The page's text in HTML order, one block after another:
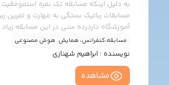
به دلیل اینکه مسابقه تک نفره استموفقیت
مسابقات رباتیک بستگی به مهارت و تمرین
آموزشگاه داردرده سنی در این مسابقه زیاد
ربوآموز که بیشتر تمرین کرده باشد زمان
کسب خواهد کرد.
مسابقه،کنفرانس، همایش. هوش مصنوعی
نویسنده : ابراهیم شهنازی
مشاهده